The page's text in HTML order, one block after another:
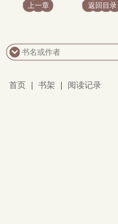
上一章 返回目录
首页 书架 阅读记录